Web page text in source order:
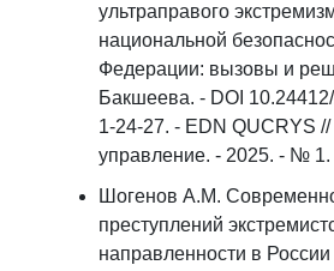
ультраправого
национальной
Федерации: вызовы и
Бакшеева. - DOI
1-24-27. - EDN QUCRYS
управление. - 2025. - № 1.
Шогенов А.М.
преступлений
направленности в